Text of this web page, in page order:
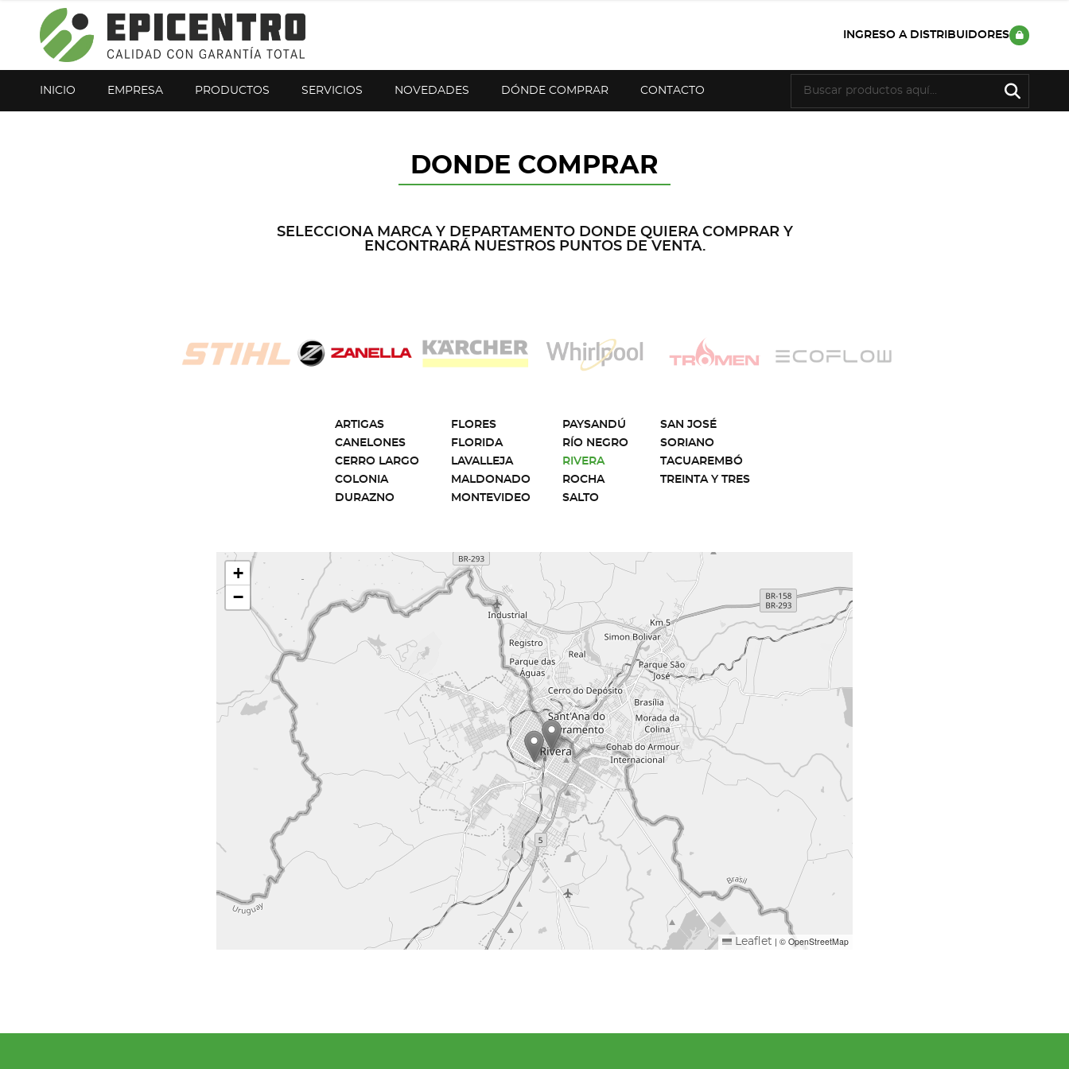
¿Olvidó su contraseña?
INGRESO A DISTRIBUIDORES
INICIO EMPRESA PRODUCTOS SERVICIOS NOVEDADES DÓNDE COMPRAR CONTACTO
DONDE COMPRAR
SELECCIONA MARCA Y DEPARTAMENTO DONDE QUIERA COMPRAR Y
ENCONTRARÁ NUESTROS PUNTOS DE VENTA.
ARTIGAS
CANELONES
CERRO LARGO
COLONIA
DURAZNO
FLORES
FLORIDA
LAVALLEJA
MALDONADO
MONTEVIDEO
PAYSANDÚ
RÍO NEGRO
RIVERA
ROCHA
SALTO
SAN JOSÉ
SORIANO
TACUAREMBÓ
TREINTA Y TRES
+
−
Leaflet | © OpenStreetMap